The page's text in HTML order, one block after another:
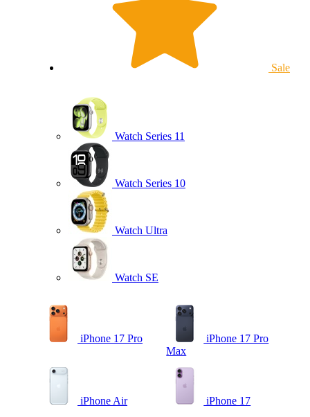
Sale
Watch Series 11
Watch Series 10
Watch Ultra
Watch SE
iPhone 17 Pro
iPhone 17 Pro
Max
iPhone Air iPhone 17